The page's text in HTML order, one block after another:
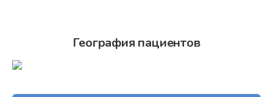
География пациентов